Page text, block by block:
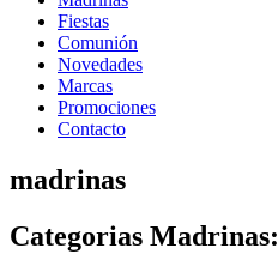
Fiestas
Comunión
Novedades
Marcas
Promociones
Contacto
madrinas
Categorias Madrinas: